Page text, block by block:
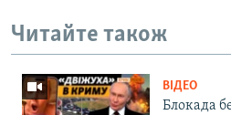
Читайте також
ВІДЕО
Блокада